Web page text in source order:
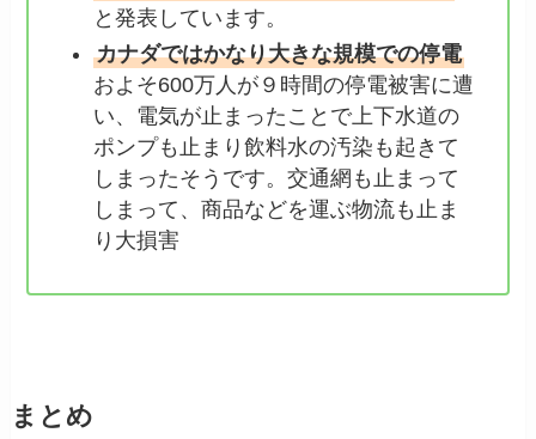
と発表しています。
カナダではかなり大きな規模での停電
およそ600万人が９時間の停電被害に遭
い、電気が止まったことで上下水道の
ポンプも止まり飲料水の汚染も起きて
しまったそうです。交通網も止まって
しまって、商品などを運ぶ物流も止ま
り大損害
まとめ